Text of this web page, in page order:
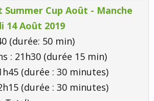
Summer Cup Août - Manche
14 Août 2019
(durée: 50 min)
: 21h30 (durée 15 min)
(durée : 30 minutes)
(durée : 30 minutes)